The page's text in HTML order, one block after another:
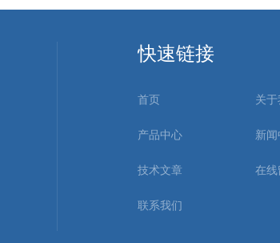
快速链接
首页 关于
产品中心 新
技术文章 在线
联系我们